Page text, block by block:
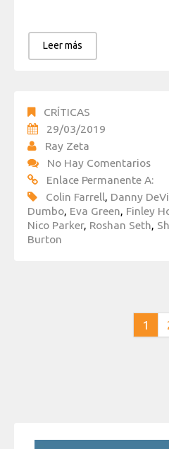
Leer más
CRÍTICAS
29/03/2019
Ray Zeta
No Hay Comentarios
Enlace Permanente A:
Colin Farrell, Danny
Dumbo, Eva Green, Finley
Nico Parker, Roshan Seth,
Burton
1